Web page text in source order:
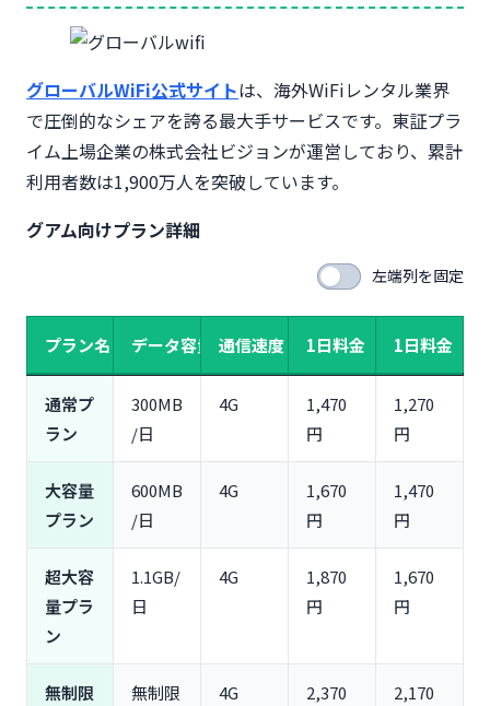
グローバルWiFi公式サイトは、海外WiFiレンタル業界
で圧倒的なシェアを誇る最大手サービスです。東証プラ
イム上場企業の株式会社ビジョンが運営しており、累計
利用者数は1,900万人を突破しています。
グアム向けプラン詳細
左端列を固定
プラン名 データ容量 通信速度 1日料金（定価）1日料金（
通常プ
ラン
300MB
/日
4G
1,470
円
1,270
円
大容量
プラン
600MB
/日
4G
1,670
円
1,470
円
超大容
量プラ
ン
1.1GB/
日
4G
1,870
円
1,670
円
無制限
無制限 4G
2,370
2,170